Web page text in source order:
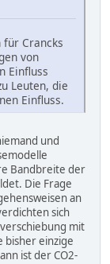
für Crancks
von
Einfluss
Leuten, die
Einfluss.
und
Bandbreite der
Die Frage
an
sich
mit
bisher einzige
ist der CO2-